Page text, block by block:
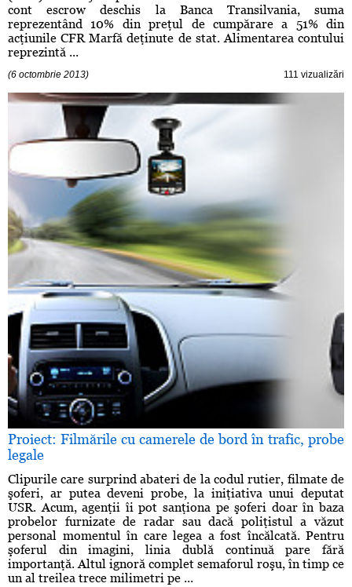
cont escrow deschis la Banca Transilvania, suma
reprezentând 10% din preţul de cumpărare a 51% din
acţiunile CFR Marfă deţinute de stat. Alimentarea contului
reprezintă ...
(6 octombrie 2013) 111 vizualizări
Proiect: Filmările cu camerele de bord în trafic, probe
legale
Clipurile care surprind abateri de la codul rutier, filmate de
şoferi, ar putea deveni probe, la iniţiativa unui deputat
USR. Acum, agenţii îi pot sanţiona pe şoferi doar în baza
probelor furnizate de radar sau dacă poliţistul a văzut
personal momentul în care legea a fost încălcată. Pentru
şoferul din imagini, linia dublă continuă pare fără
importanţă. Altul ignoră complet semaforul roşu, în timp ce
un al treilea trece milimetri pe ...